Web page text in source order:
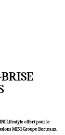
Lifestyle offert pour le
MINI Groupe Berteaux.